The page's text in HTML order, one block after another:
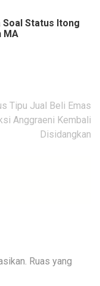
Soal Status Itong
MA
Tipu Jual Beli Emas
Anggraeni Kembali
Disidangkan
Ruas yang